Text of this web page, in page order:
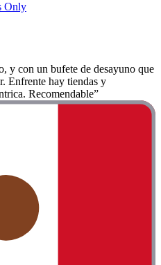
Only
y con un bufete de desayuno que
Enfrente hay tiendas y
Recomendable”